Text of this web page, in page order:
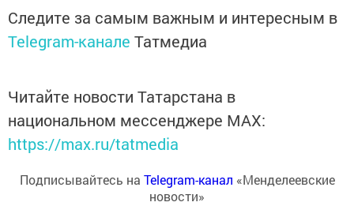
Следите за самым важным и интересным в
Telegram-канале Татмедиа
Читайте новости Татарстана в
национальном мессенджере MАХ:
https://max.ru/tatmedia
Подписывайтесь на Telegram-канал «Менделеевские
новости»